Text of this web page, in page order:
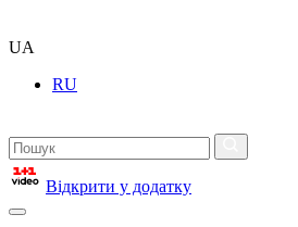
UA
RU
Відкрити у додатку